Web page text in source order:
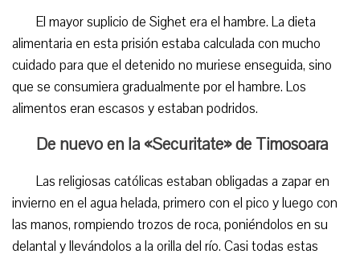
El mayor suplicio de Sighet era el hambre. La dieta
alimentaria en esta prisión estaba calculada con mucho
cuidado para que el detenido no muriese enseguida, sino
que se consumiera gradualmente por el hambre. Los
alimentos eran escasos y estaban podridos.
De nuevo en la «Securitate» de Timosoara
Las religiosas católicas estaban obligadas a zapar en
invierno en el agua helada, primero con el pico y luego con
las manos, rompiendo trozos de roca, poniéndolos en su
delantal y llevándolos a la orilla del río. Casi todas estas